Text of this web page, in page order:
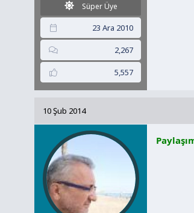
Süper Üye
23 Ara 2010
2,267
5,557
10 Şub 2014